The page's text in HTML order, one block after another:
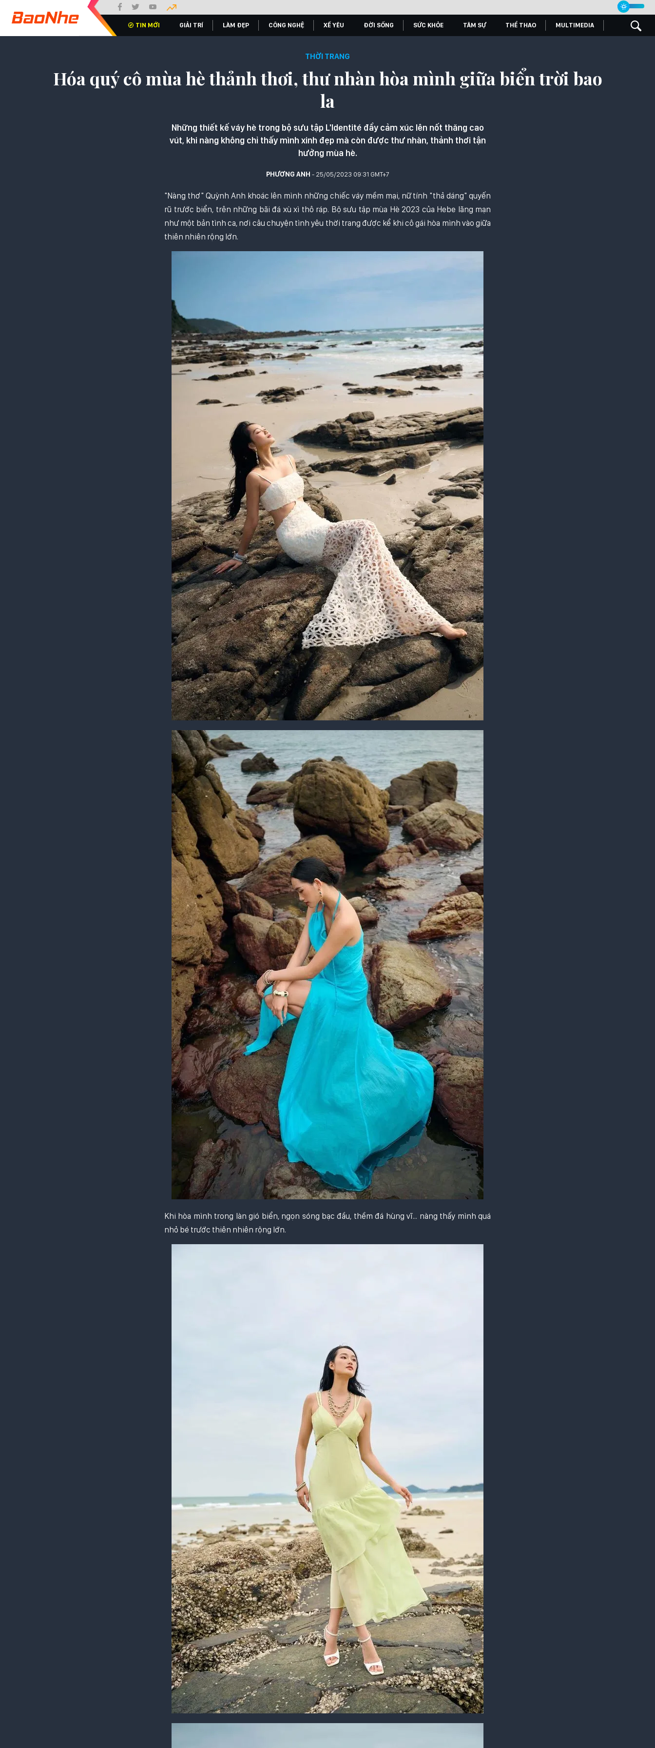
TIN MỚI GIẢI TRÍ LÀM ĐẸP CÔNG NGHỆ XẾ YÊU ĐỜI SỐNG SỨC KHỎE TÂM SỰ THỂ THAO MULTIMEDIA
THỜI TRANG
Hóa quý cô mùa hè thảnh thơi, thư nhàn hòa mình giữa biển trời bao
la
Những thiết kế váy hè trong bộ sưu tập L'Identité đẩy cảm xúc lên nốt thăng cao
vút, khi nàng không chỉ thấy mình xinh đẹp mà còn được thư nhàn, thảnh thơi tận
hưởng mùa hè.
PHƯƠNG ANH - 25/05/2023 09:31 GMT+7
"Nàng thơ" Quỳnh Anh khoác lên mình những chiếc váy mềm mại, nữ tính "thả dáng" quyến
rũ trước biển, trên những bãi đá xù xì thô ráp. Bộ sưu tập mùa Hè 2023 của Hebe lãng mạn
như một bản tình ca, nơi câu chuyện tình yêu thời trang được kể khi cô gái hòa mình vào giữa
thiên nhiên rộng lớn.
Khi hòa mình trong làn gió biển, ngọn sóng bạc đầu, thềm đá hùng vĩ... nàng thấy mình quá
nhỏ bé trước thiên nhiên rộng lớn.